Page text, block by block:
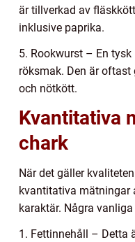
är tillverkad av
inklusive paprika.
5. Rookwurst – En
röksmak. Den är
och nötkött.
Kvantitativa
chark
När det gäller
kvantitativa mätningar
karaktär. Några
1. Fettinnehåll – Detta